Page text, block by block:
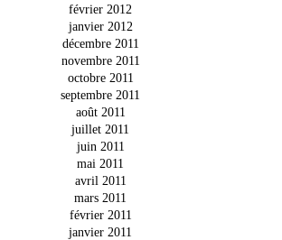
février 2012
janvier 2012
décembre 2011
novembre 2011
octobre 2011
septembre 2011
août 2011
juillet 2011
juin 2011
mai 2011
avril 2011
mars 2011
février 2011
janvier 2011